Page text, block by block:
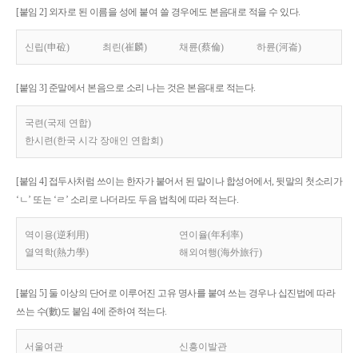
[붙임 2] 외자로 된 이름을 성에 붙여 쓸 경우에도 본음대로 적을 수 있다.
신립(申砬) 최린(崔麟) 채륜(蔡倫) 하륜(河崙)
[붙임 3] 준말에서 본음으로 소리 나는 것은 본음대로 적는다.
국련(국제 연합)
한시련(한국 시각 장애인 연합회)
[붙임 4] 접두사처럼 쓰이는 한자가 붙어서 된 말이나 합성어에서, 뒷말의 첫소리가
‘ㄴ’ 또는 ‘ㄹ’ 소리로 나더라도 두음 법칙에 따라 적는다.
역이용(逆利用)
연이율(年利率)
열역학(熱力學)
해외여행(海外旅行)
[붙임 5] 둘 이상의 단어로 이루어진 고유 명사를 붙여 쓰는 경우나 십진법에 따라
쓰는 수(數)도 붙임 4에 준하여 적는다.
서울여관 신흥이발관